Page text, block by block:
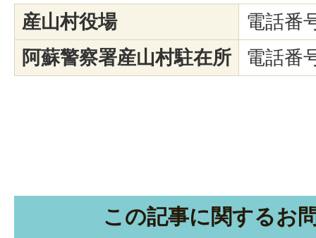
産山村役場
電話番
阿蘇警察署産山村駐在所
電話番
この記事に関するお